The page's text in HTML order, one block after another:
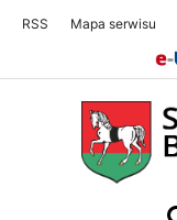
RSS Mapa serwisu
Sucha Beskidzka